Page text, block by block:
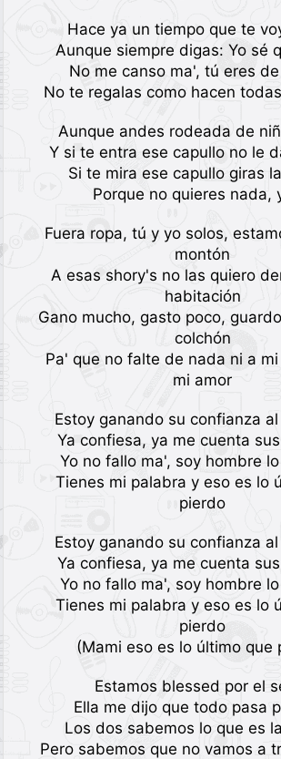
Hace ya un tiempo que te
Aunque siempre digas: Yo sé
No me canso ma', tú eres
No te regalas como hacen
Aunque andes rodeada de
Y si te entra ese capullo no le
Si te mira ese capullo giras
Porque no quieres nada,
Fuera ropa, tú y yo solos,
montón
A esas shory's no las quiero
habitación
Gano mucho, gasto poco,
colchón
Pa' que no falte de nada ni a
mi amor
Estoy ganando su confianza
Ya confiesa, ya me cuenta
Yo no fallo ma', soy hombre
Tienes mi palabra y eso es lo
pierdo
Estoy ganando su confianza
Ya confiesa, ya me cuenta
Yo no fallo ma', soy hombre
Tienes mi palabra y eso es lo
pierdo
(Mami eso es lo último que
Estamos blessed por el
Ella me dijo que todo pasa
Los dos sabemos lo que es
Pero sabemos que no vamos a